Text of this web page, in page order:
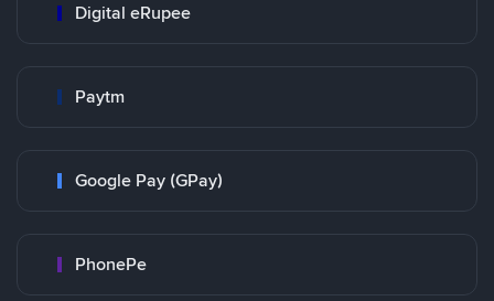
Digital eRupee
Paytm
Google Pay (GPay)
PhonePe